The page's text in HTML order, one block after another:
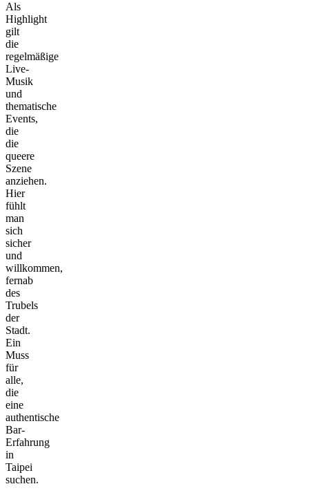
Als
Highlight
gilt
die
regelmäßige
Live-
Musik
und
thematische
Events,
die
die
queere
Szene
anziehen.
Hier
fühlt
man
sich
sicher
und
willkommen,
fernab
des
Trubels
der
Stadt.
Ein
Muss
für
alle,
die
eine
authentische
Bar-
Erfahrung
in
Taipei
suchen.